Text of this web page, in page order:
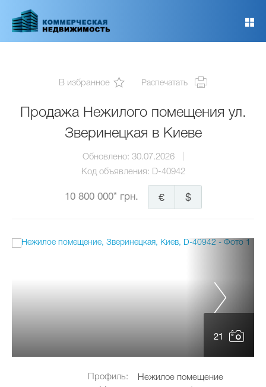
основному
В избранное Распечатать
Продажа Нежилого помещения ул.
Зверинецкая в Киеве
Обновлено: 30.07.2026
Код объявления: D-40942
10 800 000* грн. $
€
21
Профиль:
Нежилое помещение